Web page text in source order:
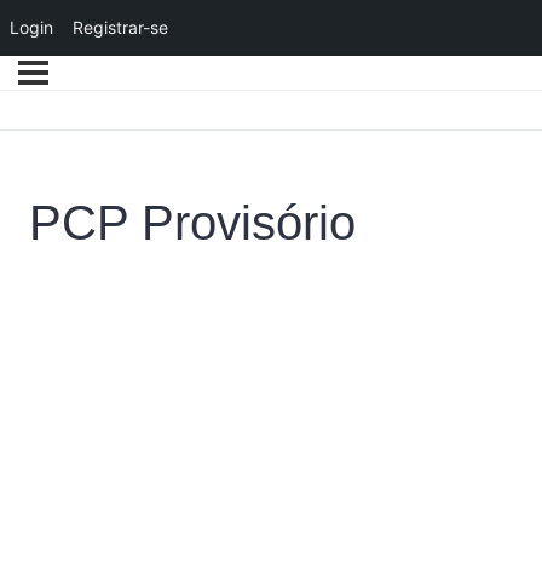
PCP Provisório
Login Registrar-se